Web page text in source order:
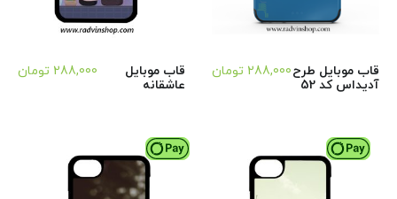
قاب موبایل طرح
آدیداس کد 52
288,000 تومان
قاب موبایل
عاشقانه
288,000 تومان